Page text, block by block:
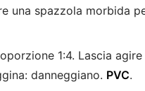
una spazzola morbida
1:4. Lascia agire
danneggiano. PVC.